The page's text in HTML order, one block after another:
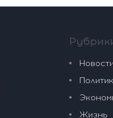
Новости
Жизнь